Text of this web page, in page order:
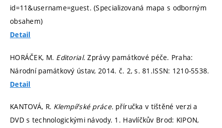
id=11&username=guest. (Specializovaná mapa s odborným
obsahem)
Detail
HORÁČEK, M. Editorial.Zprávy památkové péče. Praha:
Národní památkový ústav, 2014. č. 2,s. 81.ISSN: 1210-5538.
Detail
KANTOVÁ, R. Klempířské práce. příručka v tištěné verzi a
DVD s technologickými návody. 1. Havlíčkův Brod: KIPON,